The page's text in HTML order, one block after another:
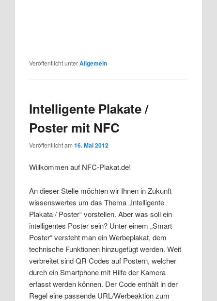
Veröffentlicht unterAllgemein
Intelligente Plakate /
Poster mit NFC
Veröffentlicht am16. Mai 2012
Willkommen auf NFC-Plakat.de!
An dieser Stelle möchten wir Ihnen in Zukunft
wissenswertes um das Thema „Intelligente
Plakata / Poster“ vorstellen. Aber was soll ein
intelligentes Poster sein? Unter einem „Smart
Poster“ versteht man ein Werbeplakat, dem
technische Funktionen hinzugefügt werden. Weit
verbreitet sind QR Codes auf Postern, welcher
durch ein Smartphone mit Hilfe der Kamera
erfasst werden können. Der Code enthält in der
Regel eine passende URL/Werbeaktion zum